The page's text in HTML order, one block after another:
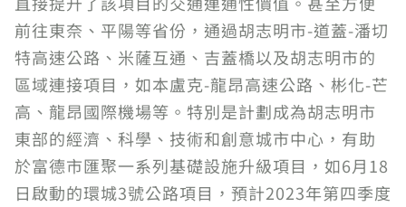
前往東奈、平陽等省份，通過胡志明市-道蓋-潘切
特高速公路、米薩互通、吉蓋橋以及胡志明市的
區域連接項目，如本盧克-龍昂高速公路、彬化-芒
高、龍昂國際機場等。特別是計劃成為胡志明市
東部的經濟、科學、技術和創意城市中心，有助
於富德市匯聚一系列基礎設施升級項目，如6月18
日啟動的環城3號公路項目，預計2023年第四季度